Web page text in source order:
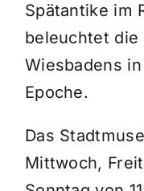
Spätantike im
beleuchtet die
Wiesbadens
Epoche.
Das
Mittwoch,